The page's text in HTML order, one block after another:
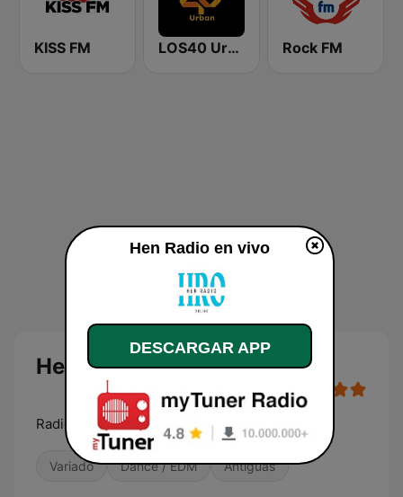
KISS FM LOS40 Urban Rock FM
Hen Radio en directo
Radio Positiva
Variado Dance / EDM Antiguas
Hen Radio en vivo
DESCARGAR APP